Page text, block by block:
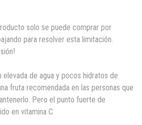
solo se puede comprar por
para resolver esta limitación.
elevada de agua y pocos hidratos de
fruta recomendada en las personas que
Pero el punto fuerte de
en vitamina C